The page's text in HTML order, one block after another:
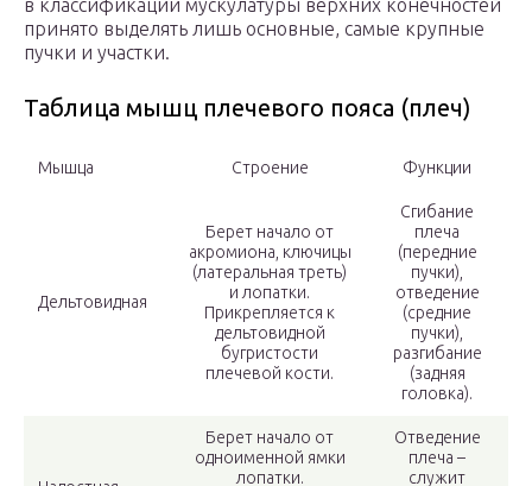
в классификации мускулатуры верхних конечностей
принято выделять лишь основные, самые крупные
пучки и участки.
Таблица мышц плечевого пояса (плеч)
Мышца Строение Функции
Дельтовидная
Берет начало от
акромиона, ключицы
(латеральная треть)
и лопатки.
Прикрепляется к
дельтовидной
бугристости
плечевой кости.
Сгибание
плеча
(передние
пучки),
отведение
(средние
пучки),
разгибание
(задняя
головка).
Берет начало от
одноименной ямки
лопатки.
Отведение
плеча –
служит